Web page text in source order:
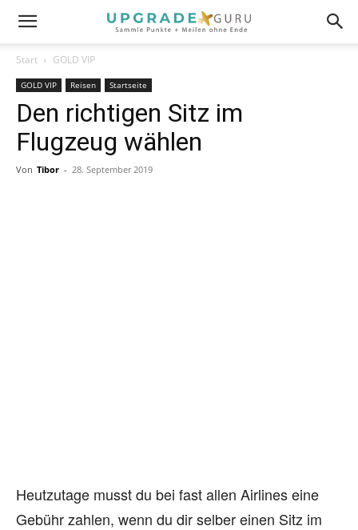
Start GOLD VIP
GOLD VIP Reisen Startseite
Den richtigen Sitz im
Flugzeug wählen
Von Tibor - 28. September 2019
Heutzutage musst du bei fast allen Airlines eine
Gebühr zahlen, wenn du dir selber einen Sitz im